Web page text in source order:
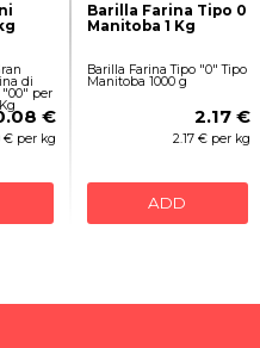
di
per
€
€ per kg
Barilla Farina Tipo 0
Manitoba 1 Kg
Barilla Farina Tipo "0" Tipo
Manitoba 1000 g
2.17 €
2.17 € per kg
ADD